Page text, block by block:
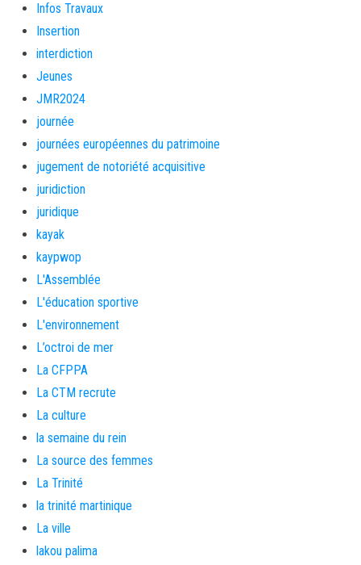
Infos Travaux
Insertion
interdiction
Jeunes
JMR2024
journée
journées européennes du patrimoine
jugement de notoriété acquisitive
juridiction
juridique
kayak
kaypwop
L'Assemblée
L'éducation sportive
L'environnement
L’octroi de mer
La CFPPA
La CTM recrute
La culture
la semaine du rein
La source des femmes
La Trinité
la trinité martinique
La ville
lakou palima